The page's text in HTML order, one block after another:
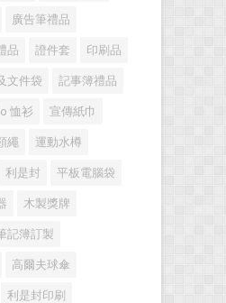
廣告筆禮品
品 證件套 印刷品
文件袋 記事簿禮品
恤衫 宣傳紙巾
繩 運動水樽
利是封 平板電腦袋
木製獎牌
記簿訂製
高爾夫球傘
利是封印刷